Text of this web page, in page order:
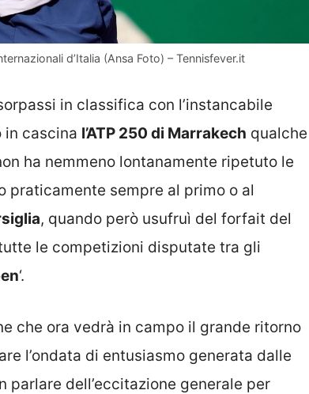
d’Italia (Ansa Foto) – Tennisfever.it
in classifica con l’instancabile
in cascina l’ATP 250 di Marrakech qualche
ha nemmeno lontanamente ripetuto le
praticamente sempre al primo o al
, quando però usufruì del forfait del
le competizioni disputate tra gli
‘.
che ora vedrà in campo il grande ritorno
l’ondata di entusiasmo generata dalle
dell’eccitazione generale per